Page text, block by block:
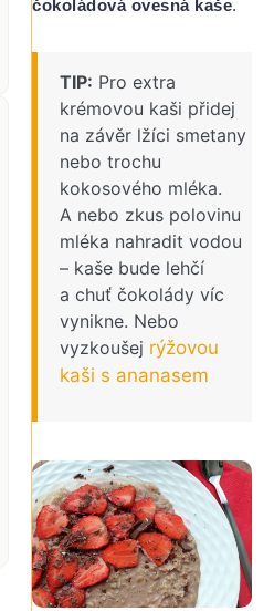
čokoládová ovesná kaše.
TIP: Pro extra
krémovou kaši přidej
na závěr lžíci smetany
nebo trochu
kokosového mléka.
A nebo zkus polovinu
mléka nahradit vodou
– kaše bude lehčí
a chuť čokolády víc
vynikne. Nebo
vyzkoušej rýžovou
kaši s ananasem